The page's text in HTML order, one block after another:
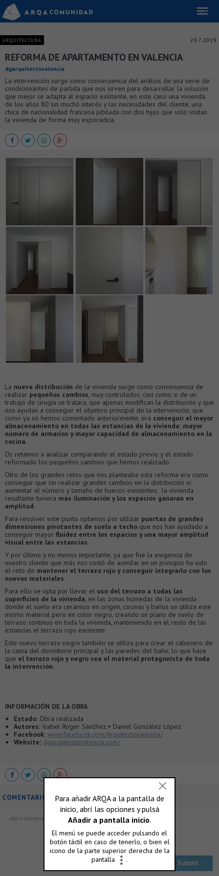
ARQUITECTURA 29.7.2019
REFORMA DE APARTAMENTO EN VALENCIA
dgarquitectovalencia
La intervención surge como consecuencia del análisis de una serie de
condicionantes de partida que nos sirven para desarrollar la solución
que mejor se adapta al espacio existente, en este caso una vivienda
de los años 80 sin mucho interés y las necesidades del cliente, una
chica de nacionalidad francesa jubilada con dos hijos que solo visitan
la vivienda de forma muy esporádica.
La nueva distribución de la vivienda surge como consecuencia de
realizar pequeños cambios, muy controlados, casi como si de un
trabajo de cirugía se tratara, que apenas modifican la distribución y que
nos ayudan a conseguir el objetivo principal de la intervención, que
como ya os hemos comentado anteriormente, era conseguir el mayor
almacenamiento en todas las estancias de la vivienda: mayor
número de armarios y mayor capacidad de almacenamiento en la
cocina.
Os retamos a analizar comparando el estado previo y el estado
reformado los pequeños cambios que hemos realizado.
Otro de los grandes retos que nos planteaba esta reforma era como
conseguir que sin realizar grandes cambios en la distribución ni
aumentar el número y tamaño de huecos existentes, la vivienda
resultante tuviera más iluminación y los espacios ganaran en
amplitud.
Para resolver este punto optamos por utilizar puertas de grandes
dimensiones pivotantes de suelo a techo que nos han ayudado a
conseguir mayor fluidez entre los espacios y una mayor amplitud
visual entre las estancias.
Y por último y no menos importante, ya que fue la exigencia de
nuestro cliente que más nos costó de asimilar en un principio ha sido
el reto de mantener el terrazo rojo y conseguir integrarlo con los
nuevos materiales.
Para ello se opta por llevar el uso del terrazo a todas las
superficies de la vivienda, en las zonas húmedas de la vivienda
donde el suelo era cerámico en origen, cocinas y baños se utiliza este
mismo material pero en color negro, creando un plano de suelo de
terrazo continuo en toda la vivienda, manteniendo en el resto de las
estancias el terrazo rojo existente.
Este nuevo terrazo negro también se utiliza para crear el cabecero de
la cama del dormitorio principal y las paredes del baño, lo que hace
que el terrazo rojo y negro sea el material protagonista de toda
la intervención.
INFORMACIÓN DE LA OBRA
Estado: Obra realizada
Autores: Isabel Roger Sánchez,+ Daniel González López
Facebook: www.facebook.com/Arquitectovalencia/
Website: dgarquitectovalencia.com/
COMENTARIOS
ó accedé con